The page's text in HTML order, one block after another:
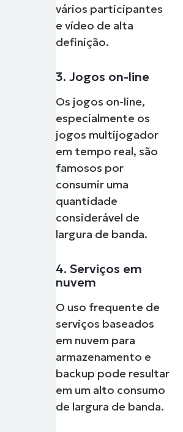
vários participantes
e vídeo de alta
definição.
3. Jogos on-line
Os jogos on-line,
especialmente os
jogos multijogador
em tempo real, são
famosos por
consumir uma
quantidade
considerável de
largura de banda.
4. Serviços em
nuvem
O uso frequente de
serviços baseados
em nuvem para
armazenamento e
backup pode resultar
em um alto consumo
de largura de banda.